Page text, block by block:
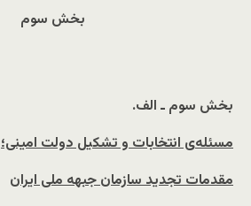
بخش سوم
بخش سوم ـ الف.
مسئلهی انتخابات و تشکیل دولت امینی؛
مقدمات تجدید سازمان جبهه ملی ایران